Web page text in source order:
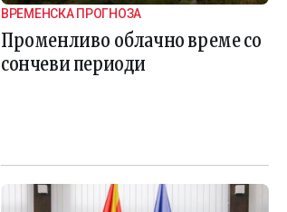
ВРЕМЕНСКА ПРОГНОЗА
Променливо облачно време со
сончеви периоди